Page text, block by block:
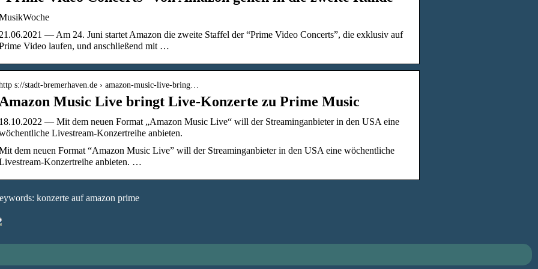
— Am 24. Juni startet Amazon die zweite Staffel der “Prime Video Concerts”, die exklusiv auf
Video laufen, und anschließend mit …
s://stadt-bremerhaven.de › amazon-music-live-bring…
Music Live bringt Live-Konzerte zu Prime Music
— Mit dem neuen Format „Amazon Music Live“ will der Streaminganbieter in den USA eine
Livestream-Konzertreihe anbieten.
dem neuen Format “Amazon Music Live” will der Streaminganbieter in den USA eine wöchentliche
Konzertreihe anbieten. …
konzerte auf amazon prime